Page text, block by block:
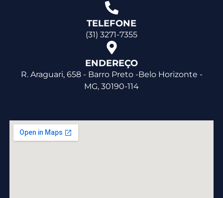
TELEFONE
(31) 3271-7355
ENDEREÇO
R. Araguari, 658 - Barro Preto -Belo Horizonte -
MG, 30190-114